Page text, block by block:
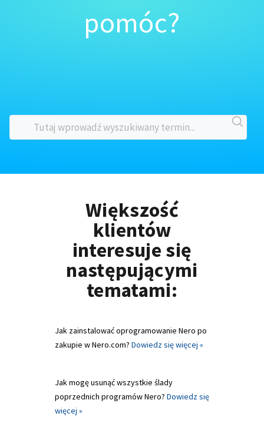
pomóc?
Większość
klientów
interesuje się
następującymi
tematami:
Jak zainstalować oprogramowanie Nero po
zakupie w Nero.com? Dowiedz się więcej »
Jak mogę usunąć wszystkie ślady
poprzednich programów Nero? Dowiedz się
więcej »